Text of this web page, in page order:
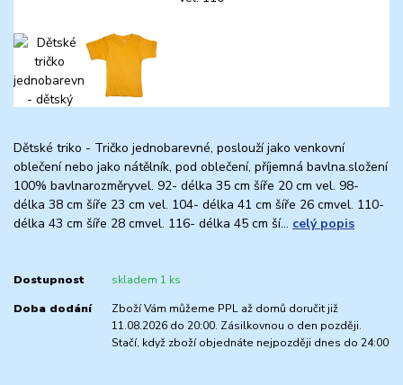
Dětské triko - Tričko jednobarevné, poslouží jako venkovní
oblečení nebo jako nátělník, pod oblečení, příjemná bavlna.složení
100% bavlnarozměryvel. 92- délka 35 cm šíře 20 cm vel. 98-
délka 38 cm šíře 23 cm vel. 104- délka 41 cm šíře 26 cmvel. 110-
délka 43 cm šíře 28 cmvel. 116- délka 45 cm ší... celý popis
Dostupnost skladem 1 ks
Doba dodání
Zboží Vám můžeme PPL až domů doručit již
11.08.2026 do 20:00. Zásilkovnou o den později.
Stačí, když zboží objednáte nejpozději dnes do 24:00